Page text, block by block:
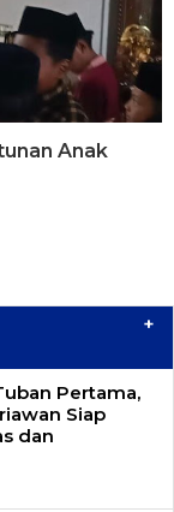
Anak
+
Pertama,
Siap
dan